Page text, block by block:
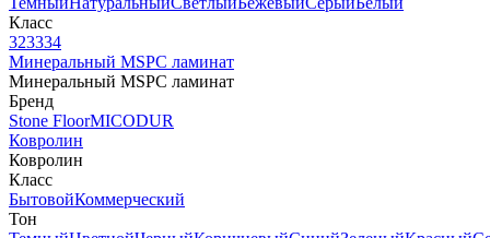
Класс
323334
Минеральный MSPC ламинат
Минеральный MSPC ламинат
Бренд
Stone FloorMICODUR
Ковролин
Ковролин
Класс
БытовойКоммерческий
Тон